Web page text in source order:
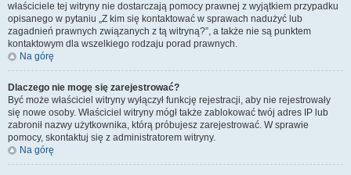
właściciele tej witryny nie dostarczają pomocy prawnej z wyjątkiem przypadku
opisanego w pytaniu „Z kim się kontaktować w sprawach nadużyć lub
zagadnień prawnych związanych z tą witryną?”, a także nie są punktem
kontaktowym dla wszelkiego rodzaju porad prawnych.
Na górę
Dlaczego nie mogę się zarejestrować?
Być może właściciel witryny wyłączył funkcję rejestracji, aby nie rejestrowały
się nowe osoby. Właściciel witryny mógł także zablokować twój adres IP lub
zabronił nazwy użytkownika, którą próbujesz zarejestrować. W sprawie
pomocy, skontaktuj się z administratorem witryny.
Na górę